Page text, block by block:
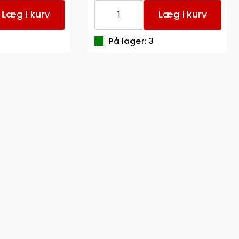
Læg i kurv
KASSERAPPORT
M/KOPI
GRAFISK
2405
Læg i kurv
På lager: 3